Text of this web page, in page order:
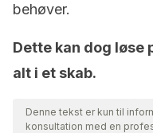
behøver.
Dette kan dog løse
alt i et skab.
Denne tekst er kun til
konsultation med en